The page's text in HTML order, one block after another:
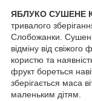
ЯБЛУКО СУШЕНЕ
тривалого
Слобожанки.
відміну від
користю та
фрукт бореться
зберігається маса
маленьким дітям.